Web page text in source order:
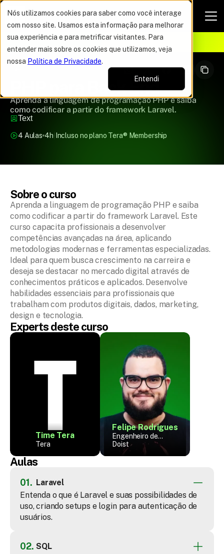
Nós utilizamos cookies para saber como você interage
com nosso site. Usamos esta informação para melhorar
sua experiência e para metrificar visitantes. Para
entender mais sobre os cookies que utilizamos, veja
nossa Política de Privacidade.
Entendi
OFERTA DO ANO VAGAS POR TEMPO LIMITADO
PHP para Back End
Aprenda a linguagem de programação PHP e saiba
como codificar a partir do framework Laravel.
Text
4 Aulas 4h Incluso no plano Tera® Membership
Sobre o curso
Aprenda a linguagem de programação PHP e saiba
como codificar a partir do framework Laravel. Este
curso capacita profissionais a desenvolver
competências avançadas na área, aplicando
metodologias modernas e ferramentas especializadas.
Ideal para quem busca crescimento na carreira e
deseja se destacar no mercado digital através de
conhecimentos práticos e aplicados. Desenvolve
habilidades essenciais para profissionais que
trabalham com produtos digitais, dados, marketing,
design e tecnologia.
Experts deste curso
Time Tera
Tera
Felipe Rodrigues
Engenheiro de
Software Sênior
Doist
Aulas
01. Laravel
Entenda o que é Laravel e suas possibilidades de
uso, criando setups e login para autenticação de
usuários.
02. SQL